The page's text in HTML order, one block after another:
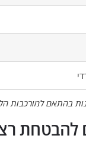
בהתאם למורכבות
להבטחת